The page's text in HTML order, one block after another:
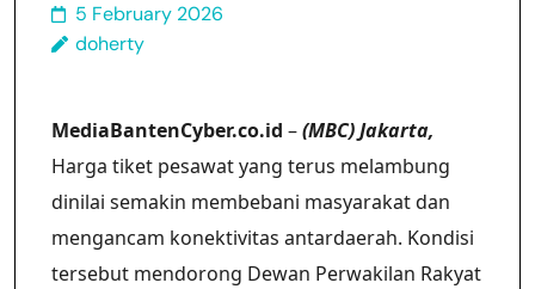
5 February 2026
doherty
MediaBantenCyber.co.id –(MBC) Jakarta,
Harga tiket pesawat yang terus melambung
dinilai semakin membebani masyarakat dan
mengancam konektivitas antardaerah. Kondisi
tersebut mendorong Dewan Perwakilan Rakyat